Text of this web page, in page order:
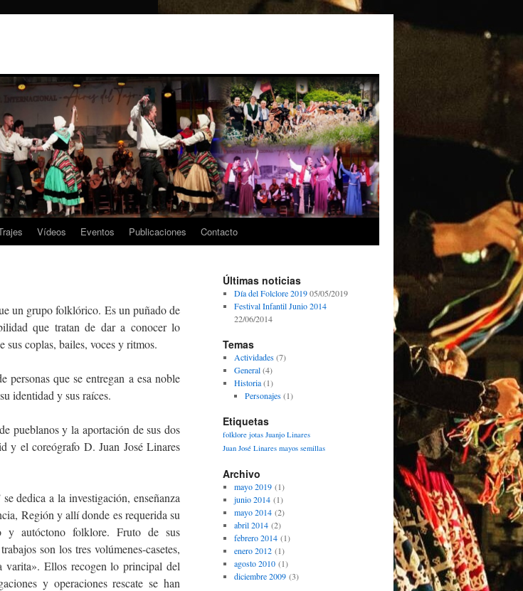
Vídeos Eventos Publicaciones Contacto
un grupo folklórico. Es un puñado de
que tratan de dar a conocer lo
sus coplas, bailes, voces y ritmos.
personas que se entregan a esa noble
identidad y sus raíces.
pueblanos y la aportación de sus dos
y el coreógrafo D. Juan José Linares
dedica a la investigación, enseñanza
Región y allí donde es requerida su
y autóctono folklore. Fruto de sus
son los tres volúmenes-casetes,
Ellos recogen lo principal del
y operaciones rescate se han
Últimas noticias
Día del Folclore 2019 05/05/2019
Festival Infantil Junio 2014
22/06/2014
Temas
Actividades(7)
General(4)
Historia(1)
Personajes(1)
Etiquetas
folklore jotas Juanjo Linares
Juan José Linares mayos semillas
Archivo
mayo 2019(1)
junio 2014(1)
mayo 2014(2)
abril 2014(2)
febrero 2014(1)
enero 2012(1)
agosto 2010(1)
diciembre 2009(3)